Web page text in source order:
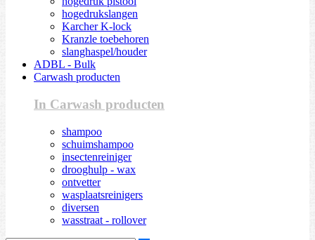
hogedrukslangen
Karcher K-lock
Kranzle toebehoren
slanghaspel/houder
ADBL - Bulk
Carwash producten
In Carwash producten
shampoo
schuimshampoo
insectenreiniger
drooghulp - wax
ontvetter
wasplaatsreinigers
diversen
wasstraat - rollover